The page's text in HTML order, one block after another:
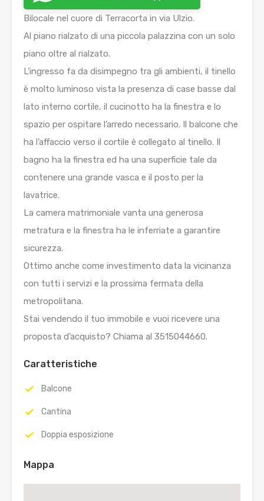
Bilocale nel cuore di Terracorta in via Ulzio.
Al piano rialzato di una piccola palazzina con un solo
piano oltre al rialzato.
L’ingresso fa da disimpegno tra gli ambienti, il tinello
è molto luminoso vista la presenza di case basse dal
lato interno cortile, il cucinotto ha la finestra e lo
spazio per ospitare l’arredo necessario. Il balcone che
ha l’affaccio verso il cortile è collegato al tinello. Il
bagno ha la finestra ed ha una superficie tale da
contenere una grande vasca e il posto per la
lavatrice.
La camera matrimoniale vanta una generosa
metratura e la finestra ha le inferriate a garantire
sicurezza.
Ottimo anche come investimento data la vicinanza
con tutti i servizi e la prossima fermata della
metropolitana.
Stai vendendo il tuo immobile e vuoi ricevere una
proposta d’acquisto? Chiama al 3515044660.
Caratteristiche
Balcone
Cantina
Doppia esposizione
Mappa